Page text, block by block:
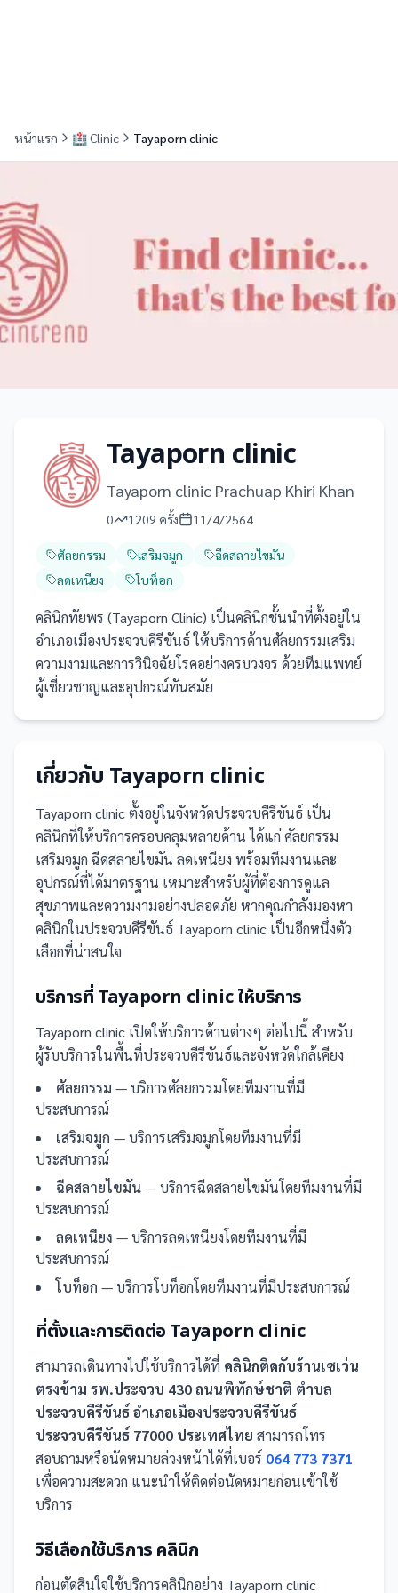
หน้าแรก 🏥Clinic Tayaporn clinic
Tayaporn clinic
Tayaporn clinic Prachuap Khiri Khan
0 1209 ครั้ง 11/4/2564
ศัลยกรรม เสริมจมูก
ฉีดสลายไขมัน
ลดเหนียง
โบท็อก
คลินิกทัยพร (Tayaporn Clinic) เป็นคลินิกชั้นนำที่ตั้งอยู่ใน
อำเภอเมืองประจวบคีรีขันธ์ ให้บริการด้านศัลยกรรมเสริม
ความงามและการวินิจฉัยโรคอย่างครบวงจร ด้วยทีมแพทย์
ผู้เชี่ยวชาญและอุปกรณ์ทันสมัย
เกี่ยวกับ Tayaporn clinic
Tayaporn clinicตั้งอยู่ในจังหวัดประจวบคีรีขันธ์ เป็น
คลินิกที่ให้บริการครอบคลุมหลายด้าน ได้แก่ ศัลยกรรม
เสริมจมูก ฉีดสลายไขมัน ลดเหนียง พร้อมทีมงานและ
อุปกรณ์ที่ได้มาตรฐาน เหมาะสำหรับผู้ที่ต้องการดูแล
สุขภาพและความงามอย่างปลอดภัย หากคุณกำลังมองหา
คลินิกในประจวบคีรีขันธ์ Tayaporn clinic เป็นอีกหนึ่งตัว
เลือกที่น่าสนใจ
บริการที่ Tayaporn clinicให้บริการ
Tayaporn clinic เปิดให้บริการด้านต่างๆ ต่อไปนี้ สำหรับ
ผู้รับบริการในพื้นที่ประจวบคีรีขันธ์และจังหวัดใกล้เคียง
ศัลยกรรม — บริการศัลยกรรมโดยทีมงานที่มี
ประสบการณ์
เสริมจมูก — บริการเสริมจมูกโดยทีมงานที่มี
ประสบการณ์
ฉีดสลายไขมัน— บริการฉีดสลายไขมันโดยทีมงานที่มี
ประสบการณ์
ลดเหนียง — บริการลดเหนียงโดยทีมงานที่มี
ประสบการณ์
โบท็อก — บริการโบท็อกโดยทีมงานที่มีประสบการณ์
ที่ตั้งและการติดต่อ Tayaporn clinic
สามารถเดินทางไปใช้บริการได้ที่ คลินิกติดกับร้านเซเว่น
ตรงข้าม รพ.ประจวบ 430 ถนนพิทักษ์ชาติ ตำบล
ประจวบคีรีขันธ์ อำเภอเมืองประจวบคีรีขันธ์
ประจวบคีรีขันธ์ 77000 ประเทศไทย สามารถโทร
สอบถามหรือนัดหมายล่วงหน้าได้ที่เบอร์ 064 773 7371
เพื่อความสะดวก แนะนำให้ติดต่อนัดหมายก่อนเข้าใช้
บริการ
วิธีเลือกใช้บริการ คลินิก
ก่อนตัดสินใจใช้บริการคลินิกอย่าง Tayaporn clinic